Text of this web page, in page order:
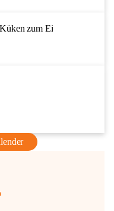
zum Ei